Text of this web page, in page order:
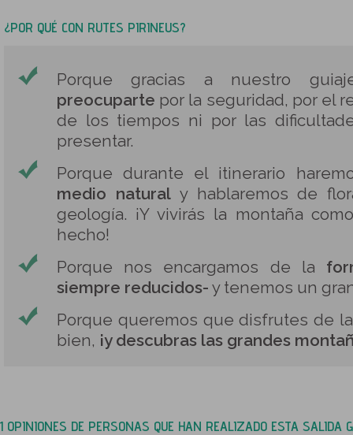
¿POR QUÉ CON RUTES PIRINEUS?
Porque gracias a nuestro
preocuparte por la seguridad, por el
de los tiempos ni por las
presentar.
Porque durante el itinerario
medio naturaly hablaremos de
geología. ¡Y vivirás la montaña
hecho!
Porque nos encargamos de la
siempre reducidos- y tenemos un
Porque queremos que disfrutes de
bien, ¡y descubras las grandes
1 OPINIONES DE PERSONAS QUE HAN REALIZADO ESTA SALIDA